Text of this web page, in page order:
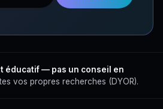
éducatif — pas un conseil en
vos propres recherches (DYOR).